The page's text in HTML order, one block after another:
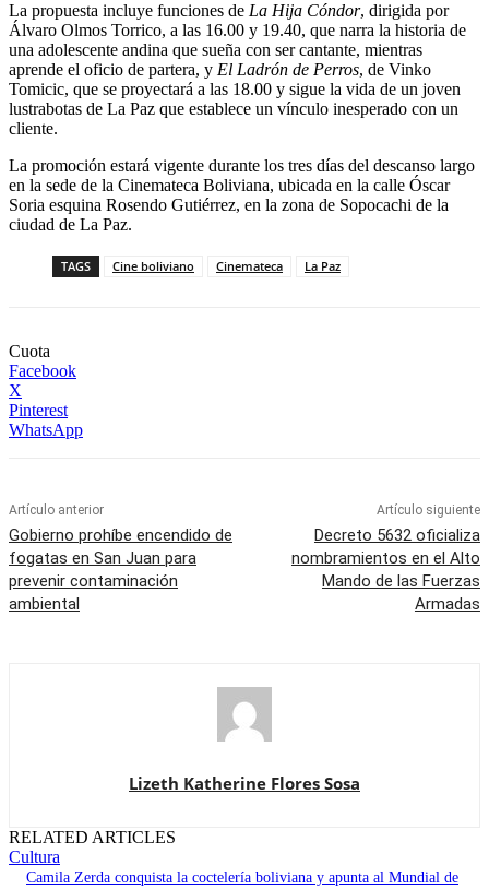
La propuesta incluye funciones de La Hija Cóndor, dirigida por
Álvaro Olmos Torrico, a las 16.00 y 19.40, que narra la historia de
una adolescente andina que sueña con ser cantante, mientras
aprende el oficio de partera, y El Ladrón de Perros, de Vinko
Tomicic, que se proyectará a las 18.00 y sigue la vida de un joven
lustrabotas de La Paz que establece un vínculo inesperado con un
cliente.
La promoción estará vigente durante los tres días del descanso largo
en la sede de la Cinemateca Boliviana, ubicada en la calle Óscar
Soria esquina Rosendo Gutiérrez, en la zona de Sopocachi de la
ciudad de La Paz.
TAGS Cine boliviano Cinemateca La Paz
Cuota
Facebook
X
Pinterest
WhatsApp
Artículo anterior
Gobierno prohíbe encendido de
fogatas en San Juan para
prevenir contaminación
ambiental
Artículo siguiente
Decreto 5632 oficializa
nombramientos en el Alto
Mando de las Fuerzas
Armadas
Lizeth Katherine Flores Sosa
RELATED ARTICLES
Cultura
Camila Zerda conquista la coctelería boliviana y apunta al Mundial de